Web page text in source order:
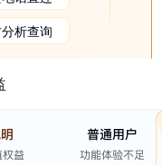
析查询